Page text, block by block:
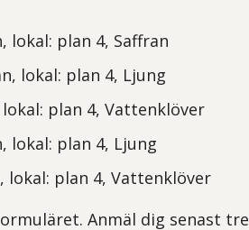
lokal: plan 4, Saffran
lokal: plan 4, Ljung
plan 4, Vattenklöver
lokal: plan 4, Ljung
lokal: plan 4, Vattenklöver
Anmäl dig senast tre